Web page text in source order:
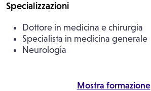
Specializzazioni
Dottore in medicina e chirurgia
Specialista in medicina generale
Neurologia
Mostra formazione